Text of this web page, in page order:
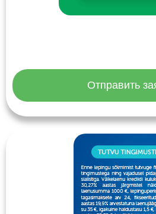
Отправить